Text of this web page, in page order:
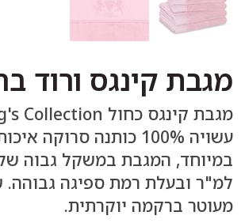
מגבת קינגס ורוד
עשויה 100% כותנה סרוקה
למ"ר ובעלת רמת ספיגה
מעוטר ברקמה יוקרתית.